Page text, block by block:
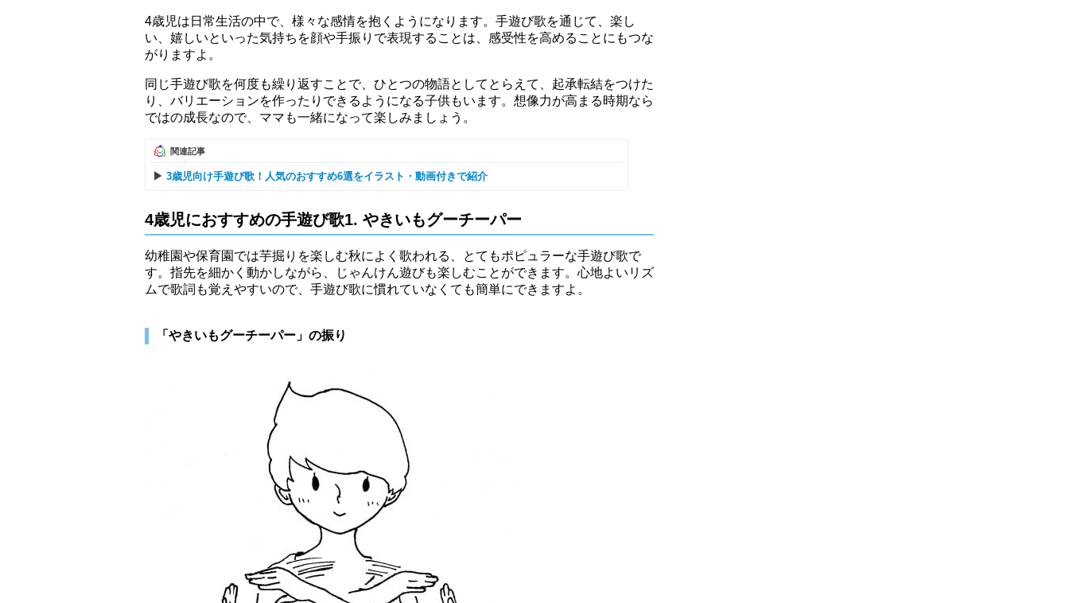
4歳児は日常生活の中で、様々な感情を抱くようになります。手遊び歌を通じて、楽し
い、嬉しいといった気持ちを顔や手振りで表現することは、感受性を高めることにもつな
がりますよ。
同じ手遊び歌を何度も繰り返すことで、ひとつの物語としてとらえて、起承転結をつけた
り、バリエーションを作ったりできるようになる子供もいます。想像力が高まる時期なら
ではの成長なので、ママも一緒になって楽しみましょう。
関連記事
3歳児向け手遊び歌！人気のおすすめ6選をイラスト・動画付きで紹介
4歳児におすすめの手遊び歌1. やきいもグーチーパー
幼稚園や保育園では芋掘りを楽しむ秋によく歌われる、とてもポピュラーな手遊び歌で
す。指先を細かく動かしながら、じゃんけん遊びも楽しむことができます。心地よいリズ
ムで歌詞も覚えやすいので、手遊び歌に慣れていなくても簡単にできますよ。
「やきいもグーチーパー」の振り